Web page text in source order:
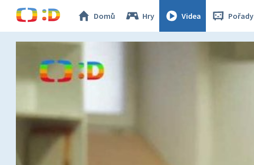
Domů Hry Videa Pořady